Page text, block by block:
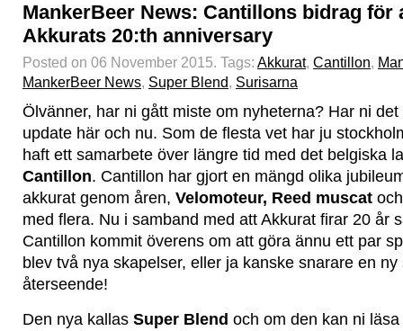
MankerBeer News: Cantillons bidrag för
Akkurats 20:th anniversary
Posted on 06 November 2015. Tags: Akkurat, Cantillon,
MankerBeer News, Super Blend, Surisarna
Ölvänner, har ni gått miste om nyheterna? Har ni
update här och nu. Som de flesta vet har ju
haft ett samarbete över längre tid med det belgiska
Cantillon. Cantillon har gjort en mängd olika
akkurat genom åren, Velomoteur, Reed muscat
med flera. Nu i samband med att Akkurat firar 20 år
Cantillon kommit överens om att göra ännu ett par
blev två nya skapelser, eller ja kanske snarare en
återseende!
Den nya kallas Super Blend och om den kan ni